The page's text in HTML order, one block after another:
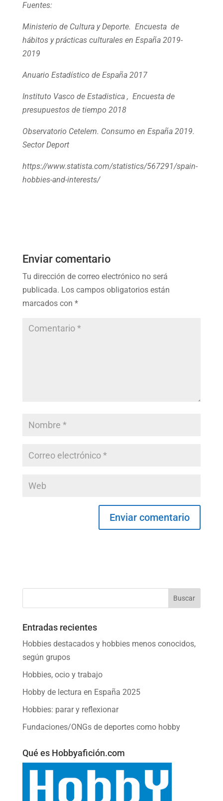
Fuentes:
Ministerio de Cultura y Deporte. Encuesta de
hábitos y prácticas culturales en España 2019-
2019
Anuario Estadístico de España 2017
Instituto Vasco de Estadistica , Encuesta de
presupuestos de tiempo 2018
Observatorio Cetelem. Consumo en España 2019.
Sector Deport
https://www.statista.com/statistics/567291/spain-
hobbies-and-interests/
Enviar comentario
Tu dirección de correo electrónico no será
publicada. Los campos obligatorios están
marcados con *
Entradas recientes
Hobbies destacados y hobbies menos conocidos,
según grupos
Hobbies, ocio y trabajo
Hobby de lectura en España 2025
Hobbies: parar y reflexionar
Fundaciones/ONGs de deportes como hobby
Qué es Hobbyafición.com